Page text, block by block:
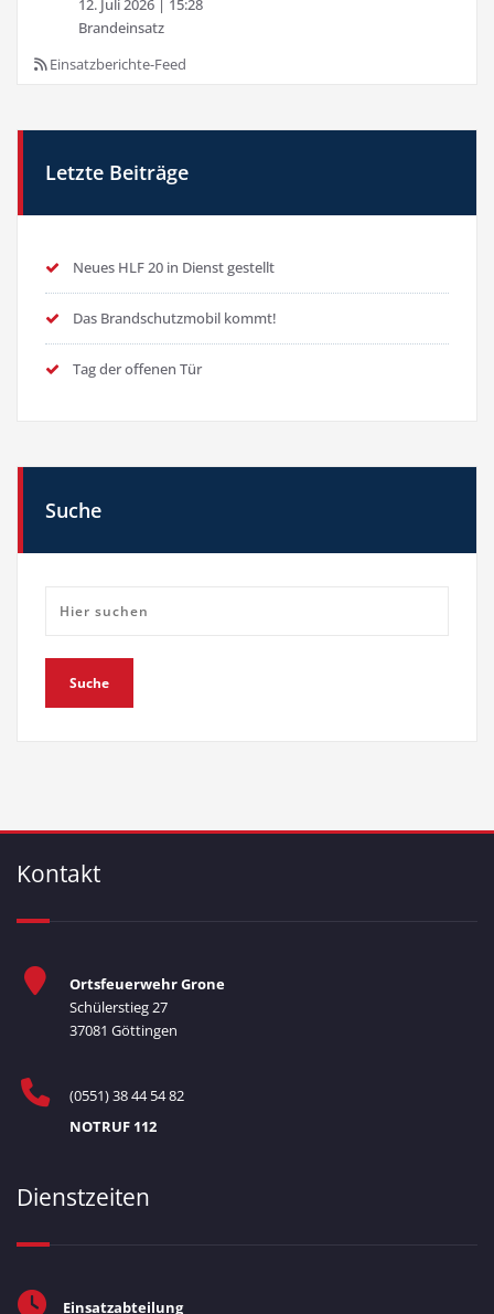
12. Juli 2026 | 15:28
Brandeinsatz
Einsatzberichte-Feed
Letzte Beiträge
Neues HLF 20 in Dienst gestellt
Das Brandschutzmobil kommt!
Tag der offenen Tür
Suche
Kontakt
Ortsfeuerwehr Grone
Schülerstieg 27
37081 Göttingen
(0551) 38 44 54 82
NOTRUF 112
Dienstzeiten
Einsatzabteilung